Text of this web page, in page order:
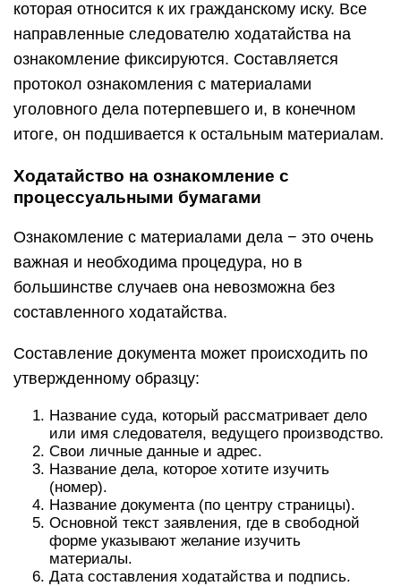
которая относится к их гражданскому иску. Все
направленные следователю ходатайства на
ознакомление фиксируются. Составляется
протокол ознакомления с материалами
уголовного дела потерпевшего и, в конечном
итоге, он подшивается к остальным материалам.
Ходатайство на ознакомление с
процессуальными бумагами
Ознакомление с материалами дела − это очень
важная и необходима процедура, но в
большинстве случаев она невозможна без
составленного ходатайства.
Составление документа может происходить по
утвержденному образцу:
Название суда, который рассматривает дело
или имя следователя, ведущего производство.
Свои личные данные и адрес.
Название дела, которое хотите изучить
(номер).
Название документа (по центру страницы).
Основной текст заявления, где в свободной
форме указывают желание изучить
материалы.
Дата составления ходатайства и подпись.